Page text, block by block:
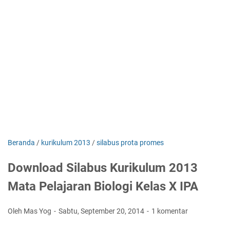
Beranda / kurikulum 2013 /silabus prota promes
Download Silabus Kurikulum 2013
Mata Pelajaran Biologi Kelas X IPA
Oleh Mas Yog Sabtu, September 20, 2014 1 komentar